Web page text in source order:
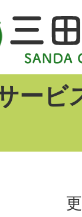
ービ